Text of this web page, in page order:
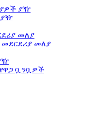
ያዥ
ያዥ
መለያ
መደርደሪያ መለያ
ቧንቧዎች